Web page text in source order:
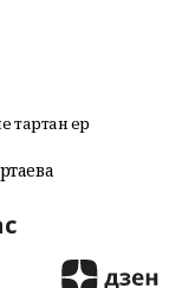
тартҡан ер